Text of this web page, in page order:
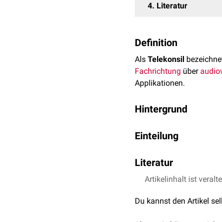
4 Literatur
Definition
Als Telekonsil
Fachrichtung über
Applikationen.
Hintergrund
dieDiagnosestellung
genutzt, um die langen
Einteilung
Bei synchronen
Kommunikationskanal,
Bewertung
Literatur
Techniker
Artikelinhalt ist
Du kannst den Artikel